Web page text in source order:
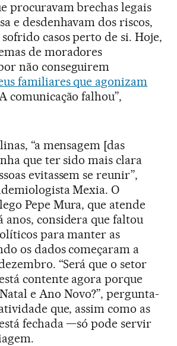
procuravam brechas legais
e desdenhavam dos riscos,
casos perto de si. Hoje,
de moradores
não conseguirem
familiares que agonizam
comunicação falhou”,
“a mensagem [das
que ter sido mais clara
evitassem se reunir”,
Mexia. O
Pepe Mura, que atende
anos, considera que faltou
para manter as
os dados começaram a
“Será que o setor
contente agora porque
e Ano Novo?”, pergunta-
que, assim como as
fechada —só pode servir